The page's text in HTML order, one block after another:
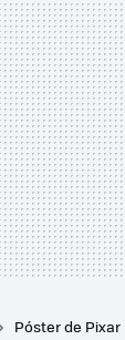
Póster de Pixar